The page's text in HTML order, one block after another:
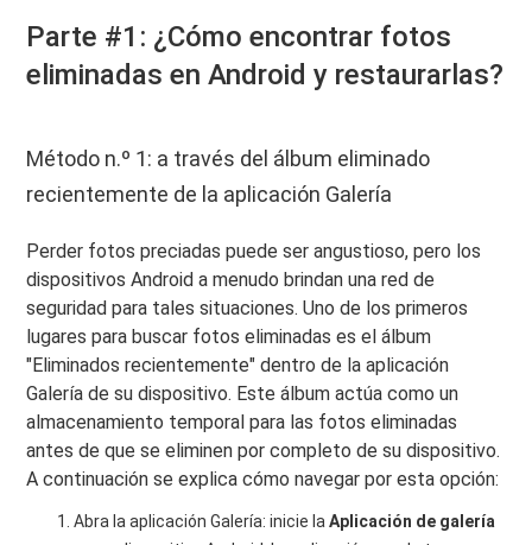
Parte #1: ¿Cómo encontrar fotos
eliminadas en Android y restaurarlas?
Método n.º 1: a través del álbum eliminado
recientemente de la aplicación Galería
Perder fotos preciadas puede ser angustioso, pero los
dispositivos Android a menudo brindan una red de
seguridad para tales situaciones. Uno de los primeros
lugares para buscar fotos eliminadas es el álbum
"Eliminados recientemente" dentro de la aplicación
Galería de su dispositivo. Este álbum actúa como un
almacenamiento temporal para las fotos eliminadas
antes de que se eliminen por completo de su dispositivo.
A continuación se explica cómo navegar por esta opción:
Abra la aplicación Galería: inicie laAplicación de galería